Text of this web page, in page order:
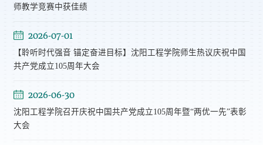
师教学竞赛中获佳绩
2026-07-01
【聆听时代强音 锚定奋进目标】沈阳工程学院师生热议庆祝中国
共产党成立105周年大会
2026-06-30
沈阳工程学院召开庆祝中国共产党成立105周年暨“两优一先”表彰
大会